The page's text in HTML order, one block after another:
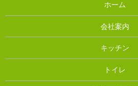
ホーム
会社案内
キッチン
トイレ